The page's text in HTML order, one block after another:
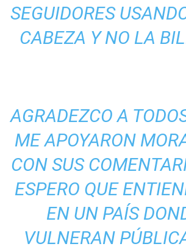
SEGUIDORES
CABEZA Y NO LA
AGRADEZCO A
ME APOYARON
CON SUS
ESPERO QUE
EN UN PAÍS
VULNERAN